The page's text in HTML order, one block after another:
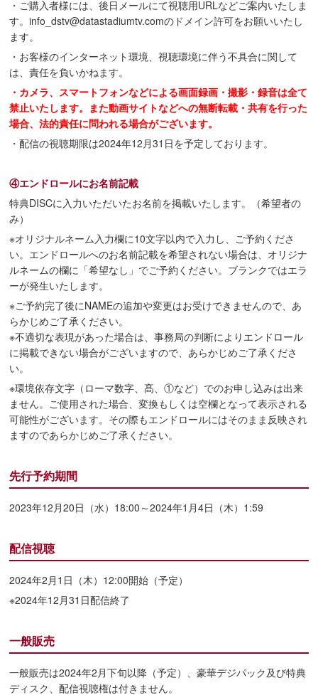
・ご購入者様には、後日メールにて視聴用URLなどご案内いたしま
す。info_dstv@datastadiumtv.comのドメイン許可をお願いいたし
ます。
・お客様のインターネット環境、視聴環境に伴う不具合に関して
は、責任を負いかねます。
・カメラ、スマートフォンなどによる画面録画・撮影・録音は全て
禁止いたします。また動画サイトなどへの無断転載・共有を行った
場合、法的責任に問われる場合がございます。
・配信の視聴期限は2024年12月31日を予定しております。
④エンドロールにお名前記載
特典DISCに入力いただいたお名前を掲載いたします。（希望者の
み）
※オリジナルネーム入力欄に10文字以内で入力し、ご予約くださ
い。エンドロールへのお名前記載を希望されない場合は、オリジナ
ルネームの欄に「希望なし」でご予約ください。ブランクではエラ
ーが発生いたします。
※ご予約完了後にNAMEの追加や変更はお受けできませんので、あ
らかじめご了承ください。
※不適切な表現があった場合は、事務局の判断によりエンドロール
に掲載できない場合がございますので、あらかじめご了承くださ
い。
※環境依存文字（ローマ数字、髙、①など）でのお申し込みは出来
ません。ご使用された場合、変換もしくは空欄となって表示される
可能性がございます。その際もエンドロールにはそのまま反映され
ますのであらかじめご了承ください。
先行予約期間
2023年12月20日（水）18:00～2024年1月4日（木）1:59
配信視聴
2024年2月1日（木）12:00開始（予定）
※2024年12月31日配信終了
一般販売
一般販売は2024年2月下旬以降（予定）、豪華デジパック及び特典
ディスク、配信視聴権は付きません。